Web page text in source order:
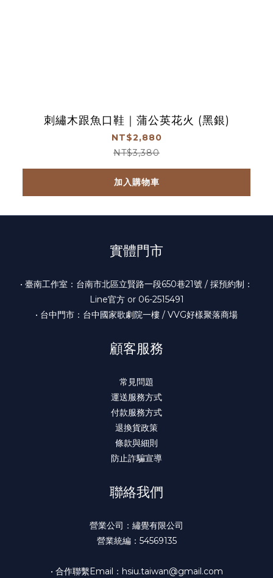
刺繡木跟魚口鞋｜蒲公英花火 (黑銀)
NT$2,880
NT$3,380
加入購物車
實體門市
• 臺南工作室：台南市北區立賢路一段650巷21號 / 採預約制：
Line官方 or 06-2515491
• 台中門市：台中國家歌劇院一樓 / VVG好樣聚落商場
顧客服務
常見問題
運送服務方式
付款服務方式
退換貨政策
條款與細則
防止詐騙宣導
聯絡我們
營業公司：繡覺有限公司
營業統編：54569135
• 合作聯繫Email：hsiu.taiwan@gmail.com